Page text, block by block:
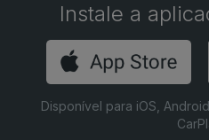
Instale a
Disponível para iOS,